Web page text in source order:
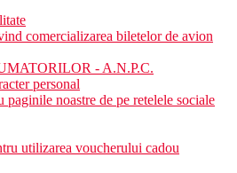
la mare, Swim Up: situata in
la mare, acces direct de pe terasa la
pe sejur utilizare gratuita a
Houe A la Carte cu rezervare, aprox.
spatioasa, living si dormitor, aprox. 50
comercializarea biletelor de avion
- A.N.P.C.
personal
paginile noastre de pe retelele sociale
utilizarea voucherului cadou